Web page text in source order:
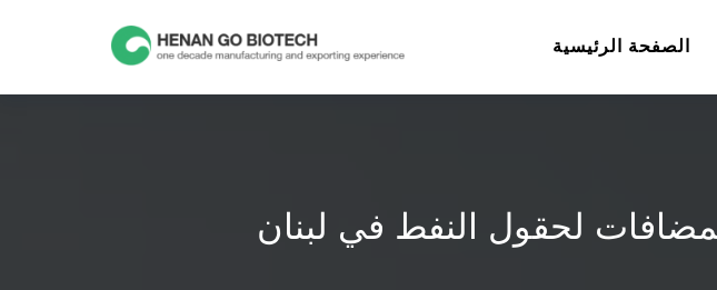
الصفحة الرئيسية
لحقول النفط في لبنان